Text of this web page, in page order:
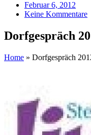
Februar 6, 2012
Keine Kommentare
Dorfgespräch
Home » Dorfgespräch